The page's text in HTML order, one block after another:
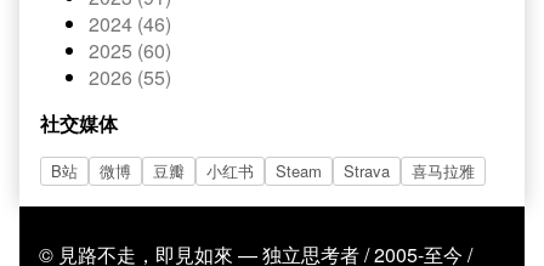
2024 (46)
2025 (60)
2026 (55)
社交媒体
B站 微博 豆瓣 小红书 Steam Strava 喜马拉雅
© 見路不走，即見如來 — 独立思考者 / 2005-至今 /